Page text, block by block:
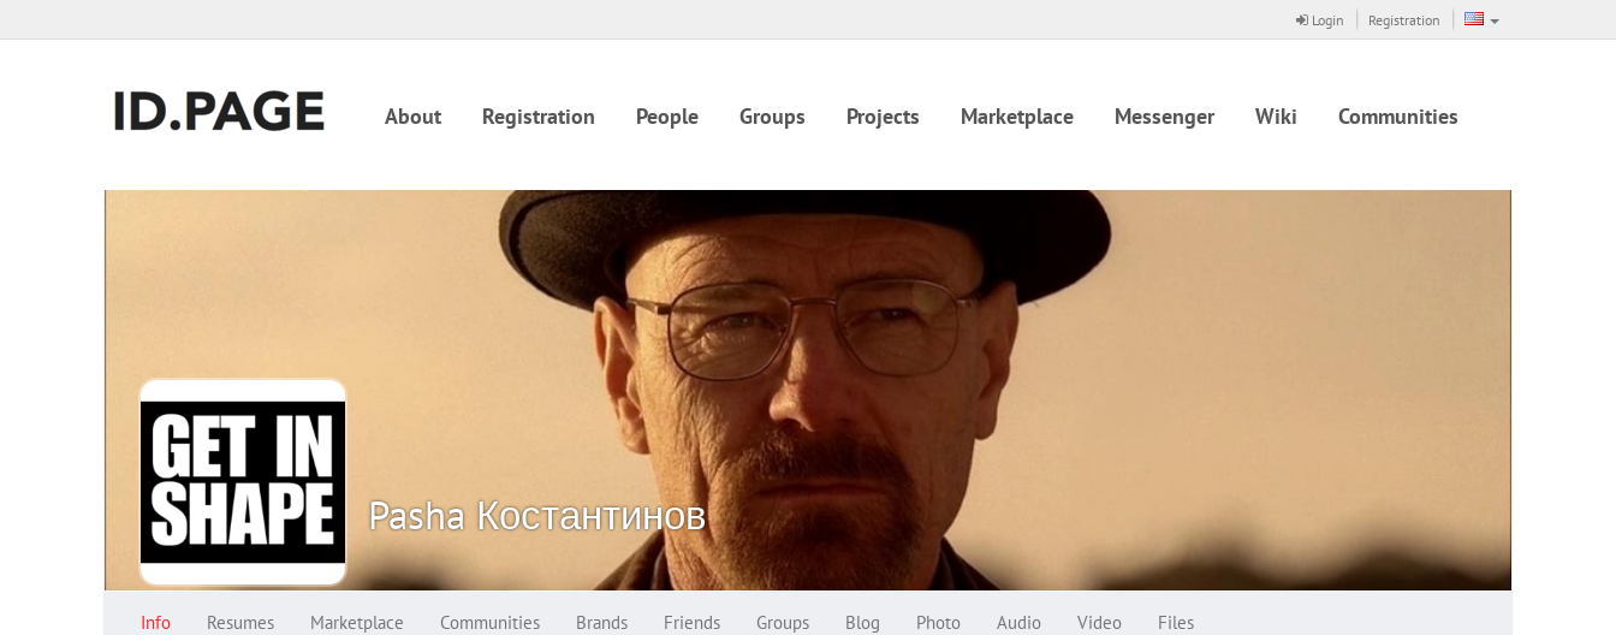
Login Registration
About Registration People Groups Projects Marketplace Messenger Wiki Communities
Pasha Костантинов
Info Resumes Marketplace Communities Brands Friends Groups Blog Photo Audio Video Files